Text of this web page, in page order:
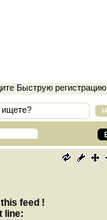
Быструю регистрацию
feed !
line: